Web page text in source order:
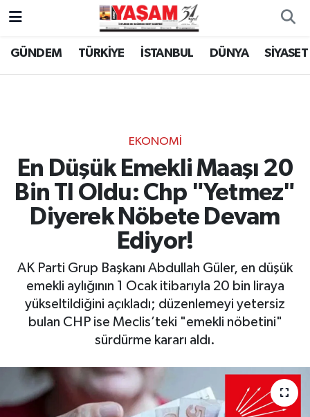
GÜNDEM TÜRKİYE İSTANBUL DÜNYA SİYASET
EKONOMİ
En Düşük Emekli Maaşı 20
Bin Tl Oldu: Chp "Yetmez"
Diyerek Nöbete Devam
Ediyor!
AK Parti Grup Başkanı Abdullah Güler, en düşük
emekli aylığının 1 Ocak itibarıyla 20 bin liraya
yükseltildiğini açıkladı; düzenlemeyi yetersiz
bulan CHP ise Meclis’teki "emekli nöbetini"
sürdürme kararı aldı.